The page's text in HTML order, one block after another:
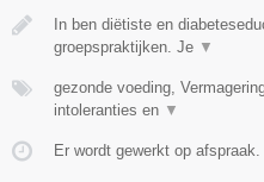
In ben diëtiste en
groepspraktijken. Je ▼
gezonde voeding,
intoleranties en ▼
Er wordt gewerkt op afspraak.